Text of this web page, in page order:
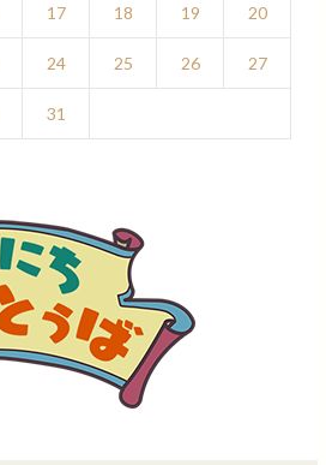
17 18 19 20
24 25 26 27
31